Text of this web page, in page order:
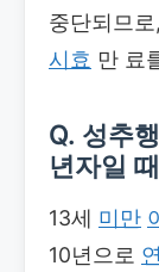
중단되므
시효 만 료
Q. 성추
년자일
13세 미만
10년으로